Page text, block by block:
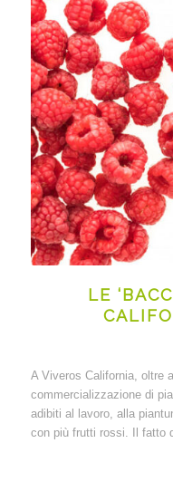
LE
A Viveros California, oltre
commercializzazione di
adibiti al lavoro, alla
con più frutti rossi. Il fatto